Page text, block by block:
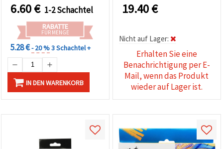
6.60€ 1-2 Schachtel
RABATTE
FÜR MENGE
5.28 €- 20 %3 Schachtel +
IN DEN WARENKORB
19.40€
Nicht auf Lager:
Erhalten Sie eine
Benachrichtigung per E-
Mail, wenn das Produkt
wieder auf Lager ist.